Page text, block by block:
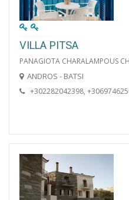
VILLA PITSA
PANAGIOTA CHARALAMPOUS
ANDROS - BATSI
+302282042398,